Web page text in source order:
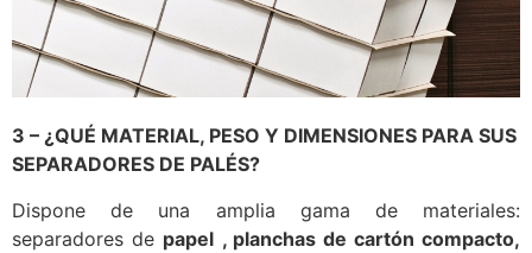
3 – ¿QUÉ MATERIAL, PESO Y DIMENSIONES PARA SUS
SEPARADORES DE PALÉS?
Dispone de una amplia gama de materiales:
separadores de papel , planchas de cartón compacto,